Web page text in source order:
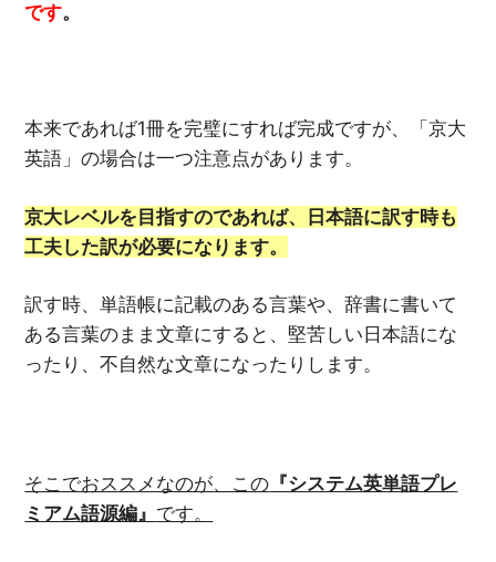
です。
本来であれば1冊を完璧にすれば完成ですが、「京大
英語」の場合は一つ注意点があります。
京大レベルを目指すのであれば、日本語に訳す時も
工夫した訳が必要になります。
訳す時、単語帳に記載のある言葉や、辞書に書いて
ある言葉のまま文章にすると、堅苦しい日本語にな
ったり、不自然な文章になったりします。
そこでおススメなのが、この 『システム英単語プレ
ミアム語源編』 です。